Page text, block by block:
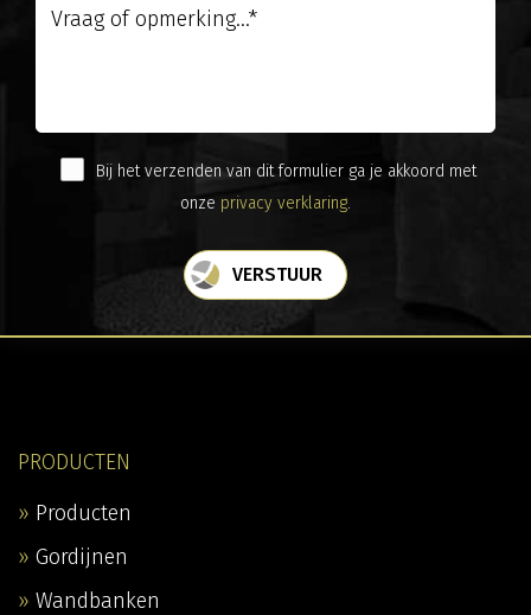
Bij het verzenden van dit formulier ga je akkoord met
onze privacy verklaring.
VERSTUUR
PRODUCTEN
Producten
Gordijnen
Wandbanken